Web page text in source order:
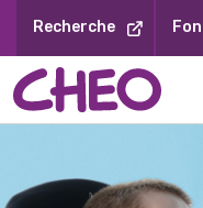
contenu
Recherche